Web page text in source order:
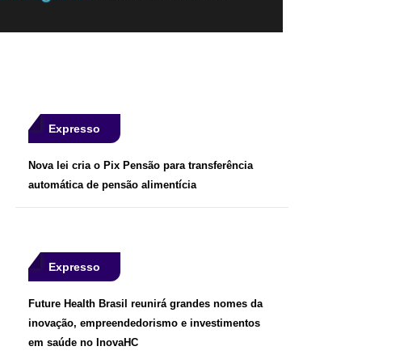
Expresso
Nova lei cria o Pix Pensão para transferência
automática de pensão alimentícia
Expresso
Future Health Brasil reunirá grandes nomes da
inovação, empreendedorismo e investimentos
em saúde no InovaHC